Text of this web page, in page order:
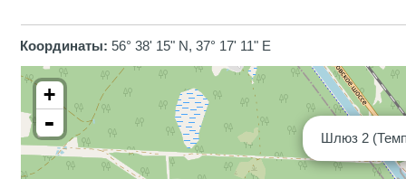
Координаты: 56° 38' 15" N, 37° 17' 11" E
Шлюз 2
+
-